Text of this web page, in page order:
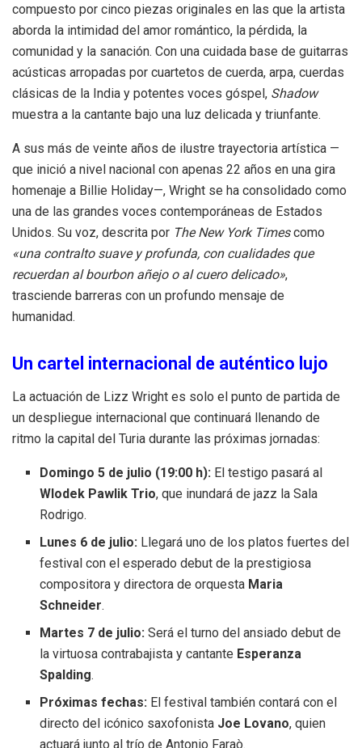
compuesto por cinco piezas originales en las que la artista
aborda la intimidad del amor romántico, la pérdida, la
comunidad y la sanación. Con una cuidada base de guitarras
acústicas arropadas por cuartetos de cuerda, arpa, cuerdas
clásicas de la India y potentes voces góspel, Shadow
muestra a la cantante bajo una luz delicada y triunfante.
A sus más de veinte años de ilustre trayectoria artística —
que inició a nivel nacional con apenas 22 años en una gira
homenaje a Billie Holiday—, Wright se ha consolidado como
una de las grandes voces contemporáneas de Estados
Unidos. Su voz, descrita por The New York Timescomo
«una contralto suave y profunda, con cualidades que
recuerdan al bourbon añejo o al cuero delicado»,
trasciende barreras con un profundo mensaje de
humanidad.
Un cartel internacional de auténtico lujo
La actuación de Lizz Wright es solo el punto de partida de
un despliegue internacional que continuará llenando de
ritmo la capital del Turia durante las próximas jornadas:
Domingo 5 de julio (19:00 h): El testigo pasará al
Wlodek Pawlik Trio, que inundará de jazz la Sala
Rodrigo.
Lunes 6 de julio: Llegará uno de los platos fuertes del
festival con el esperado debut de la prestigiosa
compositora y directora de orquesta Maria
Schneider.
Martes 7 de julio: Será el turno del ansiado debut de
la virtuosa contrabajista y cantante Esperanza
Spalding.
Próximas fechas: El festival también contará con el
directo del icónico saxofonista Joe Lovano, quien
actuará junto al trío de Antonio Faraò.